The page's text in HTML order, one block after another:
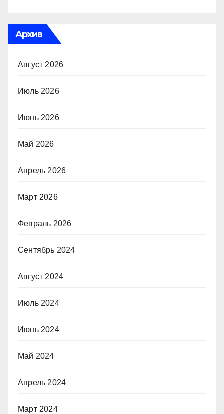
Архив
Август 2026
Июль 2026
Июнь 2026
Май 2026
Апрель 2026
Март 2026
Февраль 2026
Сентябрь 2024
Август 2024
Июль 2024
Июнь 2024
Май 2024
Апрель 2024
Март 2024